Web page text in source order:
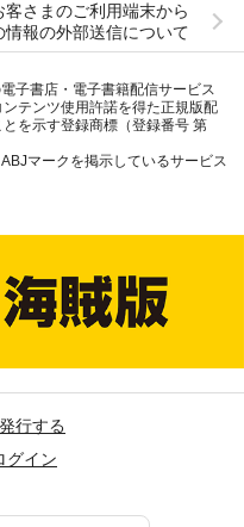
客さまのご利用端末から
情報の外部送信について
子書店・電子書籍配信サービス
テンツ使用許諾を得た正規版配
を示す登録商標（登録番号 第
マークを掲示しているサービス
行する
グイン